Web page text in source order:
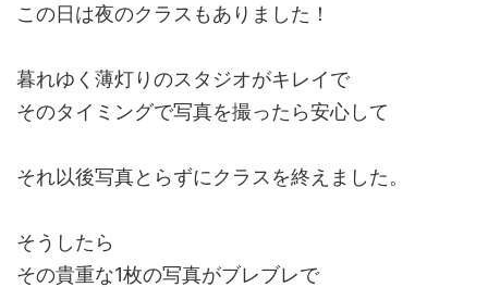
この日は夜のクラスもありました！
暮れゆく薄灯りのスタジオがキレイで
そのタイミングで写真を撮ったら安心して
それ以後写真とらずにクラスを終えました。
そうしたら
その貴重な1枚の写真がブレブレで